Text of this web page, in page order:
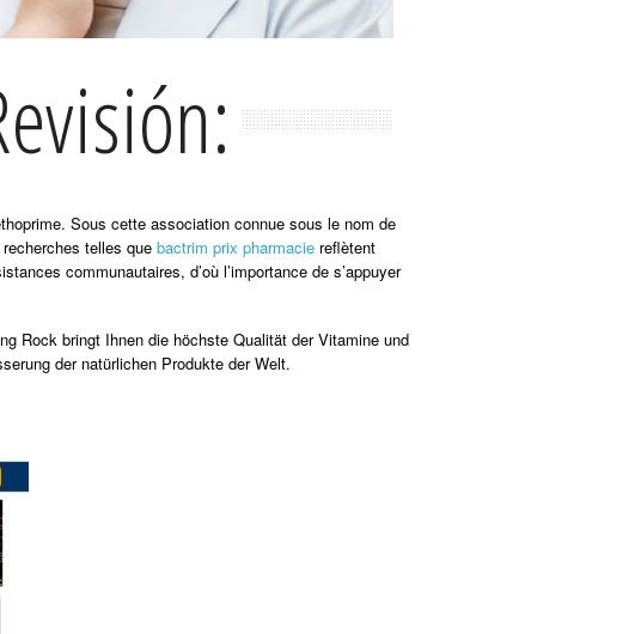
Sous cette association connue sous le nom de
telles que bactrim prix pharmacie reflètent
communautaires, d’où l’importance de s’appuyer
Rock bringt Ihnen die höchste Qualität der Vitamine und
der natürlichen Produkte der Welt.